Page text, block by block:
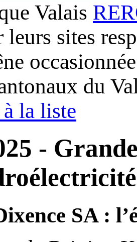
Valais
leurs sites
du
la liste
-
SA :